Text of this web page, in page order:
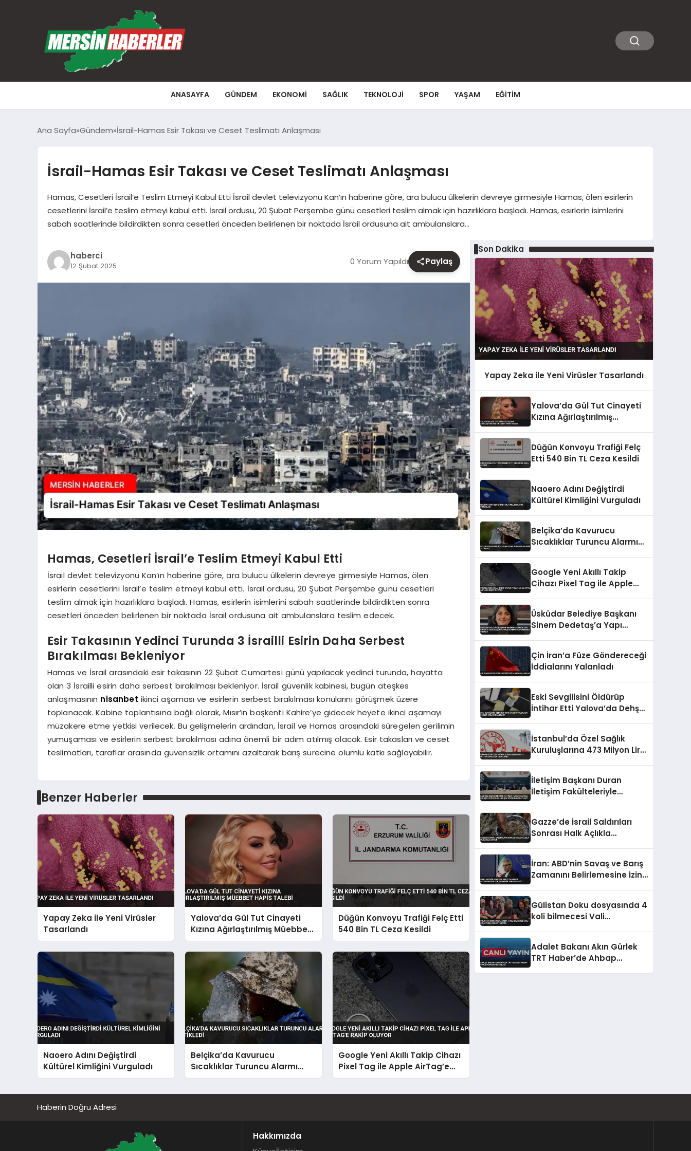
ANASAYFA GÜNDEM EKONOMI SAĞLIK TEKNOLOJI SPOR YAŞAM EĞITIM
Ana Sayfa Gündem İsrail-Hamas Esir Takası ve Ceset Teslimatı Anlaşması
İsrail-Hamas Esir Takası ve Ceset Teslimatı Anlaşması
Hamas, Cesetleri İsrail’e Teslim Etmeyi Kabul Etti İsrail devlet televizyonu Kan’ın haberine göre, ara bulucu ülkelerin devreye girmesiyle Hamas, ölen esirlerin
cesetlerini İsrail’e teslim etmeyi kabul etti. İsrail ordusu, 20 Şubat Perşembe günü cesetleri teslim almak için hazırlıklara başladı. Hamas, esirlerin isimlerini
sabah saatlerinde bildirdikten sonra cesetleri önceden belirlenen bir noktada İsrail ordusuna ait ambulanslara…
haberci
12 Şubat 2025 0 Yorum Yapıldı Paylaş
Hamas, Cesetleri İsrail’e Teslim Etmeyi Kabul Etti
İsrail devlet televizyonu Kan’ın haberine göre, ara bulucu ülkelerin devreye girmesiyle Hamas, ölen
esirlerin cesetlerini İsrail’e teslim etmeyi kabul etti. İsrail ordusu, 20 Şubat Perşembe günü cesetleri
teslim almak için hazırlıklara başladı. Hamas, esirlerin isimlerini sabah saatlerinde bildirdikten sonra
cesetleri önceden belirlenen bir noktada İsrail ordusuna ait ambulanslara teslim edecek.
Esir Takasının Yedinci Turunda 3 İsrailli Esirin Daha Serbest
Bırakılması Bekleniyor
Hamas ve İsrail arasındaki esir takasının 22 Şubat Cumartesi günü yapılacak yedinci turunda, hayatta
olan 3 İsrailli esirin daha serbest bırakılması bekleniyor. İsrail güvenlik kabinesi, bugün ateşkes
anlaşmasının nisanbet ikinci aşaması ve esirlerin serbest bırakılması konularını görüşmek üzere
toplanacak. Kabine toplantısına bağlı olarak, Mısır’ın başkenti Kahire’ye gidecek heyete ikinci aşamayı
müzakere etme yetkisi verilecek. Bu gelişmelerin ardından, İsrail ve Hamas arasındaki süregelen gerilimin
yumuşaması ve esirlerin serbest bırakılması adına önemli bir adım atılmış olacak. Esir takasları ve ceset
teslimatları, taraflar arasında güvensizlik ortamını azaltarak barış sürecine olumlu katkı sağlayabilir.
Benzer Haberler
Yapay Zeka ile Yeni Virüsler
Tasarlandı
Yalova’da Gül Tut Cinayeti
Kızına Ağırlaştırılmış Müebbet
Hapis Talebi
Düğün Konvoyu Trafiği Felç Etti
540 Bin TL Ceza Kesildi
Naoero Adını Değiştirdi
Kültürel Kimliğini Vurguladı
Belçika’da Kavurucu
Sıcaklıklar Turuncu Alarmı
Tetikledi
Google Yeni Akıllı Takip Cihazı
Pixel Tag ile Apple AirTag’e
Rakip Oluyor
Son Dakika
Yapay Zeka ile Yeni Virüsler Tasarlandı
Yalova’da Gül Tut Cinayeti
Kızına Ağırlaştırılmış
Düğün Konvoyu Trafiği Felç
Etti 540 Bin TL Ceza Kesildi
Naoero Adını Değiştirdi
Kültürel Kimliğini Vurguladı
Belçika’da Kavurucu
Sıcaklıklar Turuncu Alarmı
Google Yeni Akıllı Takip
Cihazı Pixel Tag ile Apple
Üsküdar Belediye Başkanı
Sinem Dedetaş’a Yapı
Gözaltı
Çin İran’a Füze Göndereceği
İddialarını Yalanladı
Eski Sevgilisini Öldürüp
İntihar Etti Yalova’da Dehşet
İstanbul’da Özel Sağlık
Kuruluşlarına 473 Milyon Lira
İletişim Başkanı Duran
İletişim Fakülteleriyle
Gazze’de İsrail Saldırıları
Sonrası Halk Açlıkla
İran: ABD’nin Savaş ve Barış
Zamanını Belirlemesine İzin
Gülistan Doku dosyasında 4
koli bilmecesi Vali
Adalet Bakanı Akın Gürlek
TRT Haber’de Ahbap
Haberin Doğru Adresi
Hakkımızda